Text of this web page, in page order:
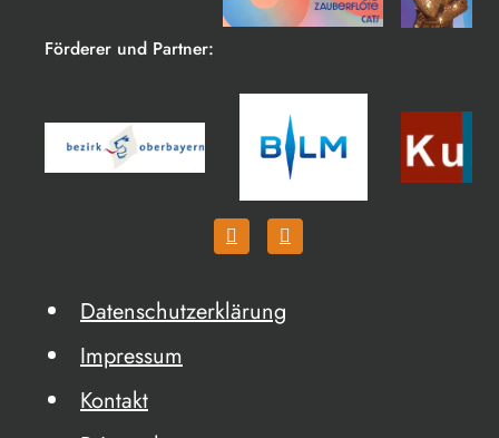
Förderer und Partner:
Datenschutzerklärung
Impressum
Kontakt